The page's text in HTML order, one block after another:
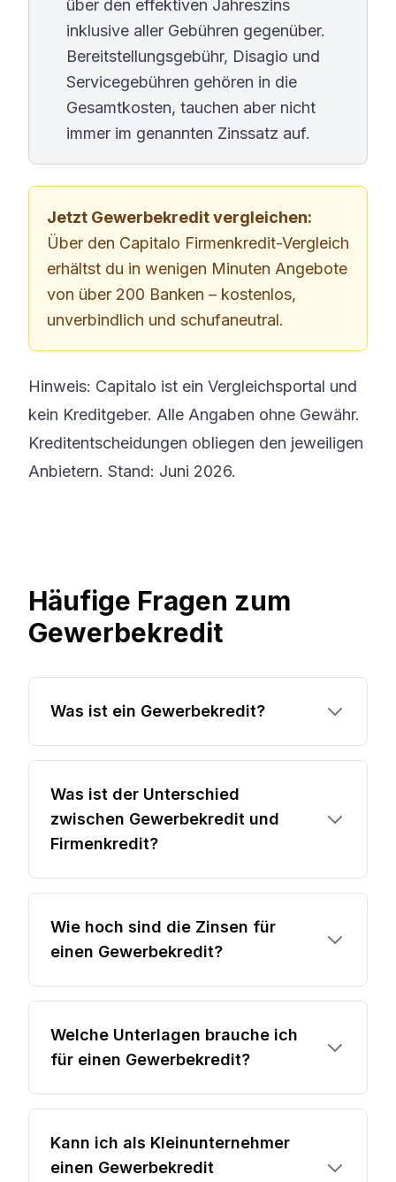
über den effektiven Jahreszins
inklusive aller Gebühren gegenüber.
Bereitstellungsgebühr, Disagio und
Servicegebühren gehören in die
Gesamtkosten, tauchen aber nicht
immer im genannten Zinssatz auf.
Jetzt Gewerbekredit vergleichen:
Über den Capitalo Firmenkredit-Vergleich
erhältst du in wenigen Minuten Angebote
von über 200 Banken – kostenlos,
unverbindlich und schufaneutral.
Hinweis: Capitalo ist ein Vergleichsportal und
kein Kreditgeber. Alle Angaben ohne Gewähr.
Kreditentscheidungen obliegen den jeweiligen
Anbietern. Stand: Juni 2026.
Häufige Fragen zum
Gewerbekredit
Was ist ein Gewerbekredit?
Was ist der Unterschied
zwischen Gewerbekredit und
Firmenkredit?
Wie hoch sind die Zinsen für
einen Gewerbekredit?
Welche Unterlagen brauche ich
für einen Gewerbekredit?
Kann ich als Kleinunternehmer
einen Gewerbekredit